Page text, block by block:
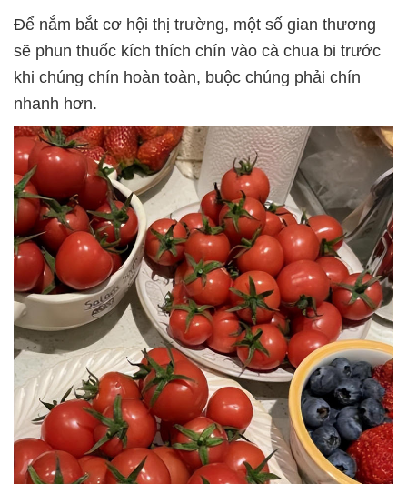
Để nắm bắt cơ hội thị trường, một số gian thương
sẽ phun thuốc kích thích chín vào cà chua bi trước
khi chúng chín hoàn toàn, buộc chúng phải chín
nhanh hơn.